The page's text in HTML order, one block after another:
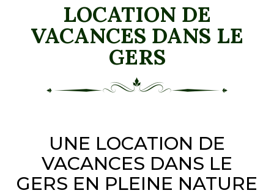
LOCATION DE
VACANCES DANS LE
GERS
UNE LOCATION DE
VACANCES DANS LE
GERS EN PLEINE NATURE